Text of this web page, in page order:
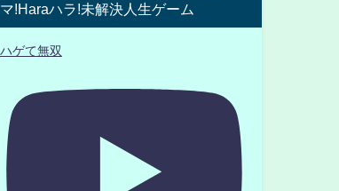
マ!Haraハラ!未解決人生ゲーム
ハゲて無双